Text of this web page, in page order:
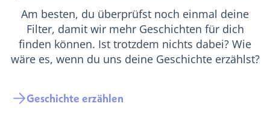
Am besten, du überprüfst noch einmal deine
Filter, damit wir mehr Geschichten für dich
finden können. Ist trotzdem nichts dabei? Wie
wäre es, wenn du uns deine Geschichte erzählst?
Geschichte erzählen